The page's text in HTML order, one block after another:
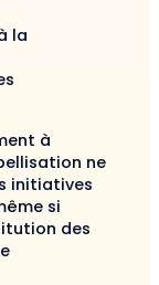
la
à
ne
initiatives
si
des